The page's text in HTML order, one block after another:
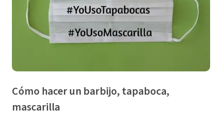
Cómo hacer un barbijo, tapaboca,
mascarilla